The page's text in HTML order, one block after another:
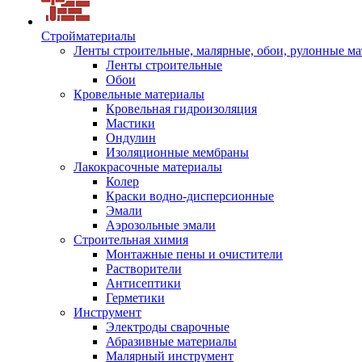
Стройматериалы
Ленты строительные, малярные, обои, рулонные
Ленты строительные
Обои
Кровельные материалы
Кровельная гидроизоляция
Мастики
Ондулин
Изоляционные мембраны
Лакокрасочные материалы
Колер
Краски водно-дисперсионные
Эмали
Аэрозольные эмали
Строительная химия
Монтажные пены и очистители
Растворители
Антисептики
Герметики
Инструмент
Электроды сварочные
Абразивные материалы
Малярный инструмент